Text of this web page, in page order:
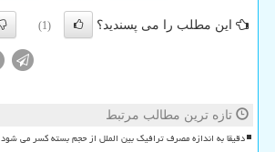
این مطلب را می پسندید؟ (1)
تازه ترین مطالب مرتبط
دقیقا به اندازه مصرف ترافیک بین الملل از حجم بسته کسر می شود